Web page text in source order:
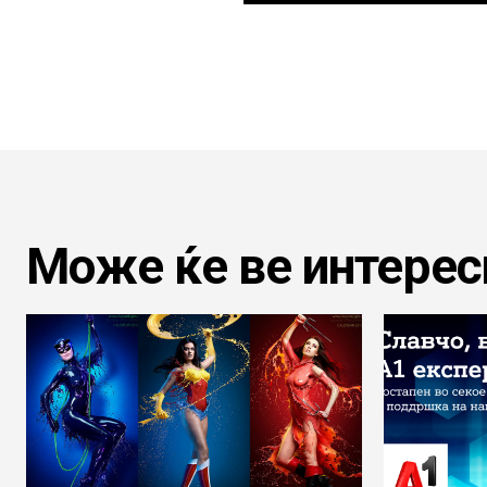
Може ќе ве